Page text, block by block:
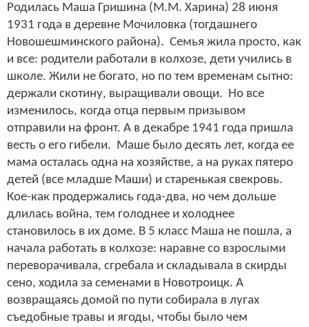
Родилась Маша Гришина (М.М. Харина) 28 июня
1931 года в деревне Мочиловка (тогдашнего
Новошешминского района). Семья жила просто, как
и все: родители работали в колхозе, дети учились в
школе. Жили не богато, но по тем временам сытно:
держали скотину, выращивали овощи. Но все
изменилось, когда отца первым призывом
отправили на фронт. А в декабре 1941 года пришла
весть о его гибели. Маше было десять лет, когда ее
мама осталась одна на хозяйстве, а на руках пятеро
детей (все младше Маши) и старенькая свекровь.
Кое-как продержались года-два, но чем дольше
длилась война, тем голоднее и холоднее
становилось в их доме. В 5 класс Маша не пошла, а
начала работать в колхозе: наравне со взрослыми
переворачивала, сгребала и складывала в скирды
сено, ходила за семенами в Новотроицк. А
возвращаясь домой по пути собирала в лугах
съедобные травы и ягоды, чтобы было чем